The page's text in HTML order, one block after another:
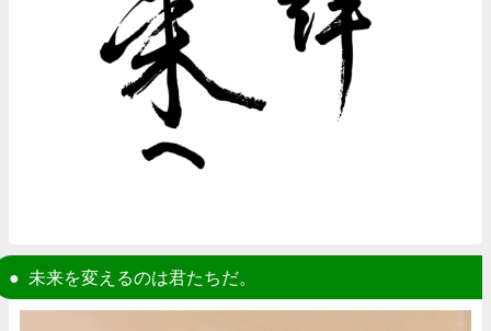
未来を変えるのは君たちだ。